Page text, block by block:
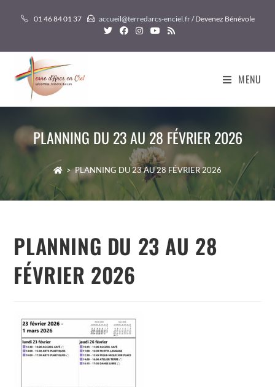
01 46 84 01 37 accueil@terredarcs-enciel.fr/ Devenez Bénévole
MENU
PLANNING DU 23 AU 28 FÉVRIER 2026
> PLANNING DU 23 AU 28 FÉVRIER 2026
PLANNING DU 23 AU 28
FÉVRIER 2026